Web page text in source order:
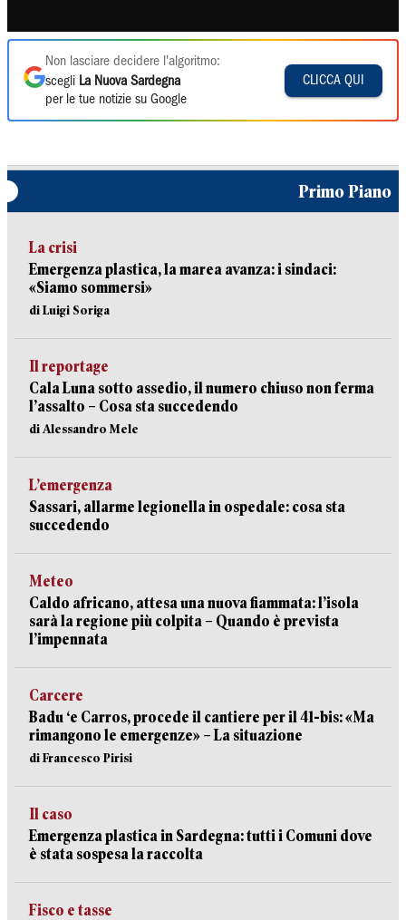
Non lasciare decidere l'algoritmo:
scegli La Nuova Sardegna
per le tue notizie su Google
CLICCA QUI
Primo Piano
La crisi
Emergenza plastica, la marea avanza: i sindaci:
«Siamo sommersi»
di Luigi Soriga
Il reportage
Cala Luna sotto assedio, il numero chiuso non ferma
l’assalto – Cosa sta succedendo
di Alessandro Mele
L’emergenza
Sassari, allarme legionella in ospedale: cosa sta
succedendo
Meteo
Caldo africano, attesa una nuova fiammata: l’isola
sarà la regione più colpita – Quando è prevista
l’impennata
Carcere
Badu ‘e Carros, procede il cantiere per il 41-bis: «Ma
rimangono le emergenze» – La situazione
di Francesco Pirisi
Il caso
Emergenza plastica in Sardegna: tutti i Comuni dove
è stata sospesa la raccolta
Fisco e tasse